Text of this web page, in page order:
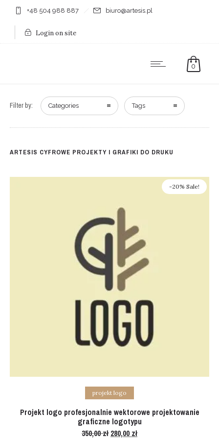
+48 504 988 887 biuro@artesis.pl
Login on site
0
Filter by: Categories Tags
ARTESIS CYFROWE PROJEKTY I GRAFIKI DO DRUKU
-20% Sale!
Add to cart
projekt logo
Projekt logo profesjonalnie wektorowe projektowanie
graficzne logotypu
350,00zł Original
280,00 złCurrent